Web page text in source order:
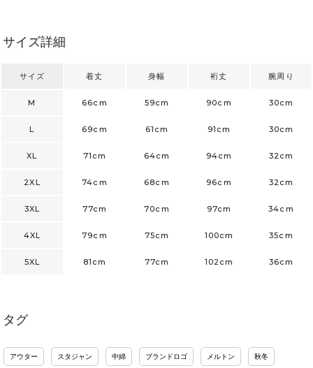
サイズ詳細
サイズ 着丈 身幅 裄丈 腕周り
M 66cm 59cm 90cm 30cm
L 69cm 61cm 91cm 30cm
XL 71cm 64cm 94cm 32cm
2XL 74cm 68cm 96cm 32cm
3XL 77cm 70cm 97cm 34cm
4XL 79cm 75cm 100cm 35cm
5XL 81cm 77cm 102cm 36cm
タグ
アウター スタジャン 中綿 ブランドロゴ メルトン 秋冬